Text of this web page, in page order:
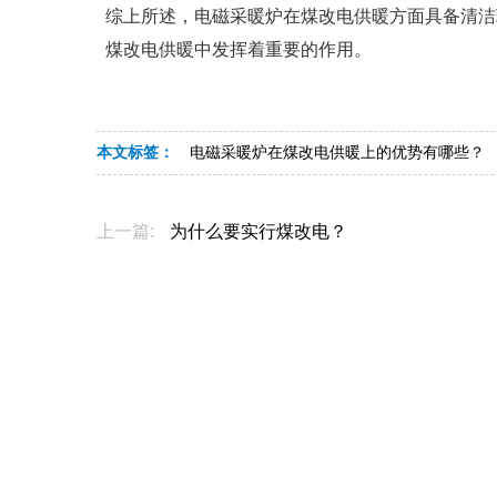
综上所述，电磁采暖炉在煤改电供暖方面具备清
煤改电供暖中发挥着重要的作用。
本文标签： 电磁采暖炉在煤改电供暖上的优势有哪些？
上一篇: 为什么要实行煤改电？